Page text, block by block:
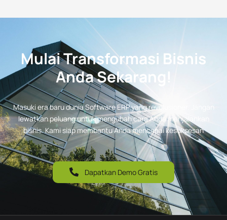
Mulai Transformasi Bisnis
Anda Sekarang!
Masuki era baru dunia Software ERP yang revolusioner. Jangan
lewatkan peluang untuk mengubah cara Anda menjalankan
bisnis. Kami siap membantu Anda mencapai kesuksesan
Dapatkan Demo Gratis